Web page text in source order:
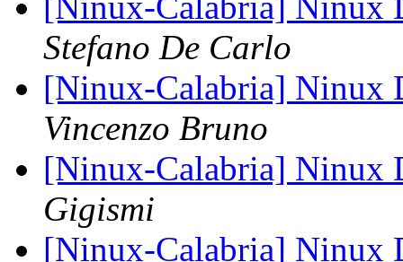
Stefano De Carlo
[Ninux-Calabria] Ninux
Vincenzo Bruno
[Ninux-Calabria] Ninux
Gigismi
[Ninux-Calabria] Ninux